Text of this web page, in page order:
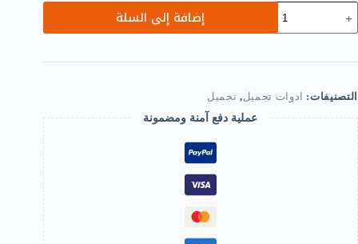
مجموعة
فرش
العيون
قطع
ناعمة
لتحديد
العيون
وتحديد
العيون
والحواجب
للنساء
-
B0F3MT5XW4
إضافة إلى السلة
التصنيفات: ادوات تجميل, تجميل
عملية دفع آمنة ومضمونة